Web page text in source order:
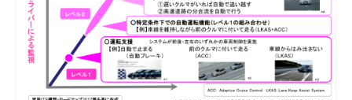
コラム
インタビュー